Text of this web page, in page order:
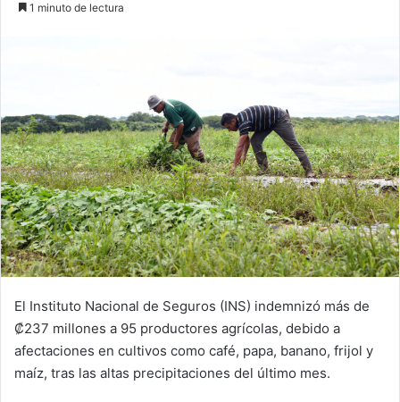
1 minuto de lectura
El Instituto Nacional de Seguros (INS) indemnizó más de
₡237 millones a 95 productores agrícolas, debido a
afectaciones en cultivos como café, papa, banano, frijol y
maíz, tras las altas precipitaciones del último mes.